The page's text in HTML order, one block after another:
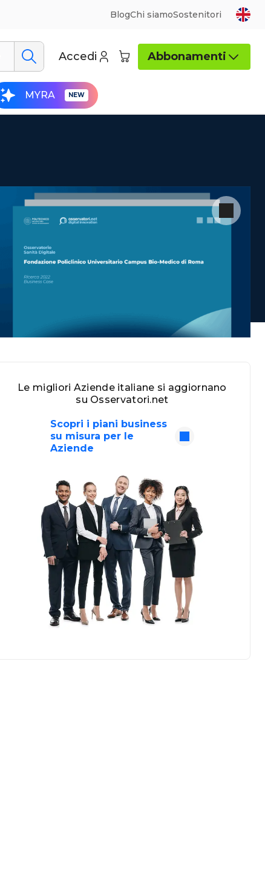
BlogChi siamoSostenitori
Accedi Abbonamenti
MYRA
Le migliori Aziende italiane si aggiornano
su Osservatori.net
Scopri i piani business
su misura per le
Aziende